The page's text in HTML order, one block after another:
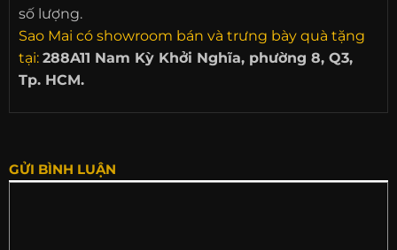
số lượng.
Sao Mai có showroom bán và trưng bày quà tặng
tại: 288A11 Nam Kỳ Khởi Nghĩa, phường 8, Q3,
Tp. HCM.
GỬI BÌNH LUẬN